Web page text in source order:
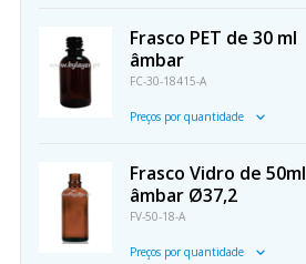
Frasco PET de 30 ml
âmbar
FC-30-18415-A
Preços por quantidade
Frasco Vidro de 50ml
âmbar Ø37,2
FV-50-18-A
Preços por quantidade